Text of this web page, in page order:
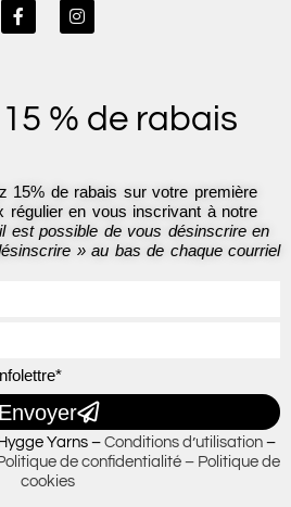
F
a
o
k
I
n
r
a
% de rabais
15% de rabais sur votre première
régulier en vous inscrivant à notre
est possible de vous désinscrire en
» au bas de chaque courriel
Envoyer
Yarns – Conditions d’utilisation –
de confidentialité – Politique de
cookies